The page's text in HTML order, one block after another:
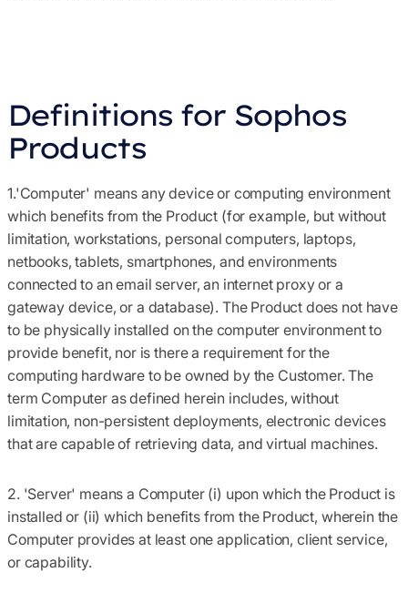
Definitions for Sophos
Products
1.'Computer' means any device or computing environment
which benefits from the Product (for example, but without
limitation, workstations, personal computers, laptops,
netbooks, tablets, smartphones, and environments
connected to an email server, an internet proxy or a
gateway device, or a database). The Product does not have
to be physically installed on the computer environment to
provide benefit, nor is there a requirement for the
computing hardware to be owned by the Customer. The
term Computer as defined herein includes, without
limitation, non-persistent deployments, electronic devices
that are capable of retrieving data, and virtual machines.
2. 'Server' means a Computer (i) upon which the Product is
installed or (ii) which benefits from the Product, wherein the
Computer provides at least one application, client service,
or capability.